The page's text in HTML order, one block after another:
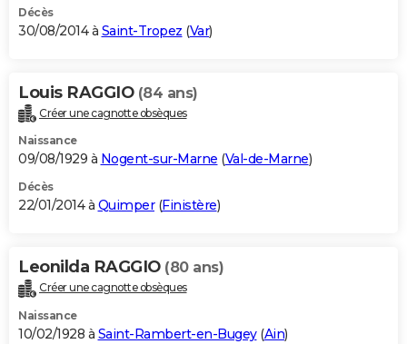
Décès
30/08/2014 à Saint-Tropez (Var)
Louis RAGGIO (84 ans)
Créer une cagnotte obsèques
Naissance
09/08/1929 à Nogent-sur-Marne (Val-de-Marne)
Décès
22/01/2014 à Quimper(Finistère)
Leonilda RAGGIO (80 ans)
Créer une cagnotte obsèques
Naissance
10/02/1928 à Saint-Rambert-en-Bugey(Ain)